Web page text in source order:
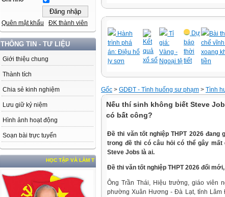
Quên mật khẩu ĐK thành viên
THÔNG TIN - TƯ LIỆU
Giới thiệu chung
Thành tích
Chia sẻ kinh nghiệm
Lưu giữ kỷ niệm
Hình ảnh hoạt động
Soạn bài trực tuyến
HỌC TẬP VÀ LÀM THEO TƯ TƯỞNG, ĐẠO ĐỨC, PHONG CÁCH HỒ CHÍ MINH
Hành
trình phá
án: Điệu hổ
ly sơn
Kết
quả
xổ số
Tỉ
giá:
Vàng -
Ngoại tệ
Dự
báo
thời
tiết
Bài
chế
xoang
tiền
Gốc > GDĐT - Tình huống sư phạm > Tình
Nếu thí sinh không biết Steve
có bất công?
Đề thi văn tốt nghiệp THPT 2026 đang
trong đề thi có câu hỏi có thể gây
Steve Jobs là ai.
Đề thi văn tốt nghiệp THPT 2026 đổi
Ông Trần Thái, Hiệu trưởng, giáo viên
phường Xuân Hương - Đà Lạt, tỉnh Lâm